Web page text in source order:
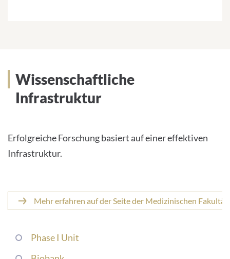
Wissenschaftliche
Infrastruktur
Erfolgreiche Forschung basiert auf einer effektiven
Infrastruktur.
Mehr erfahren auf der Seite der Medizinischen Fakultät
Phase I Unit